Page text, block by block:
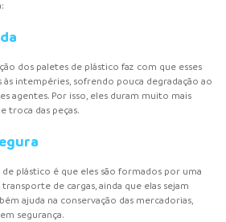
dos paletes de plástico faz com que esses
às intempéries, sofrendo pouca degradação ao
agentes. Por isso, eles duram muito mais
troca das peças.
plástico é que eles são formados por uma
de cargas, ainda que elas sejam
ajuda na conservação das mercadorias,
segurança.